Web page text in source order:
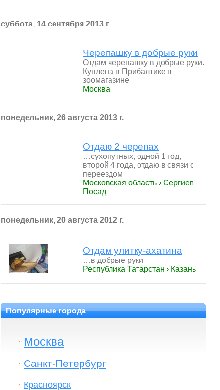
суббота, 14 сентября 2013 г.
Черепашку в добрые руки
Отдам черепашку в добрые руки.
Куплена в Прибалтике в
зоомагазине
Москва
понедельник, 26 августа 2013 г.
Отдаю 2 черепах
…сухопутных, одной 1 год,
второй 4 года, отдаю в связи с
переездом
Московская область › Сергиев
Посад
понедельник, 20 августа 2012 г.
Отдам улитку-ахатина
…в добрые руки
Республика Татарстан › Казань
Популярные города
Москва
Санкт-Петербург
Красноярск